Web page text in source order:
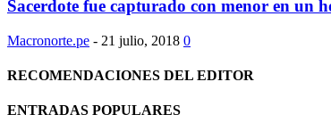
Sacerdote fue capturado con menor en un
Macronorte.pe - 21 julio, 2018 0
RECOMENDACIONES DEL EDITOR
ENTRADAS POPULARES